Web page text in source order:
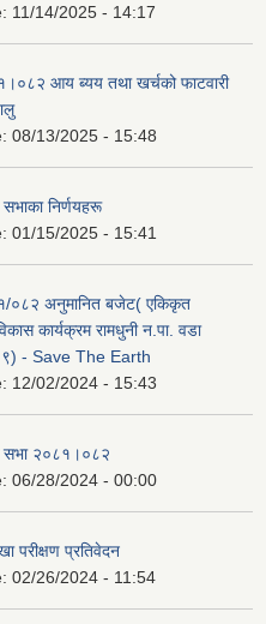
11/14/2025 - 14:17
आय ब्यय तथा खर्चको फाटवारी
08/13/2025 - 15:48
निर्णयहरू
01/15/2025 - 15:41
०८२ अनुमानित बजेट( एकिकृत
कार्यक्रम रामधुनी न.पा. वडा
- Save The Earth
12/02/2024 - 15:43
२०८१।०८२
06/28/2024 - 00:00
परीक्षण प्रतिवेदन
02/26/2024 - 11:54